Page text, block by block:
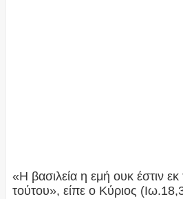
«Η βασιλεία η εμή ουκ έστιν
τούτου», είπε ο Κύριος